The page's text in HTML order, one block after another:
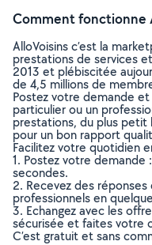
Comment fonctionne
AlloVoisins c’est la
prestations de services
2013 et plébiscitée
de 4,5 millions de
Postez votre demande
particulier ou un
prestations, du plus petit
pour un bon rapport
Facilitez votre quotidien
1. Postez votre demande
secondes.
2. Recevez des
professionnels en
3. Echangez avec les
sécurisée et faites votre
C’est gratuit et sans